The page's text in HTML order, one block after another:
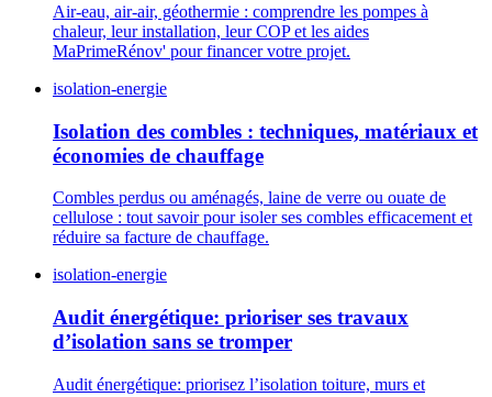
Air-eau, air-air, géothermie : comprendre les pompes à
chaleur, leur installation, leur COP et les aides
MaPrimeRénov' pour financer votre projet.
isolation-energie
Isolation des combles : techniques, matériaux et
économies de chauffage
Combles perdus ou aménagés, laine de verre ou ouate de
cellulose : tout savoir pour isoler ses combles efficacement et
réduire sa facture de chauffage.
isolation-energie
Audit énergétique: prioriser ses travaux
d’isolation sans se tromper
Audit énergétique: priorisez l’isolation toiture, murs et